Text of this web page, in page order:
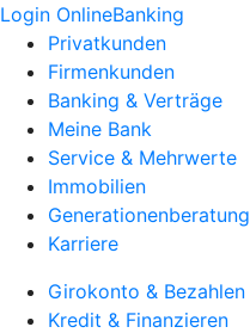
Login OnlineBanking
Privatkunden
Firmenkunden
Banking & Verträge
Meine Bank
Service & Mehrwerte
Immobilien
Generationenberatung
Karriere
Girokonto & Bezahlen
Kredit & Finanzieren